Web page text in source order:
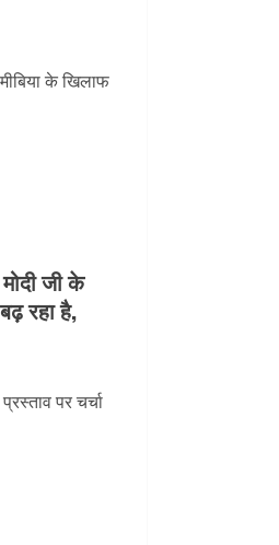
के खिलाफ
जी के
रहा है,
पर चर्चा